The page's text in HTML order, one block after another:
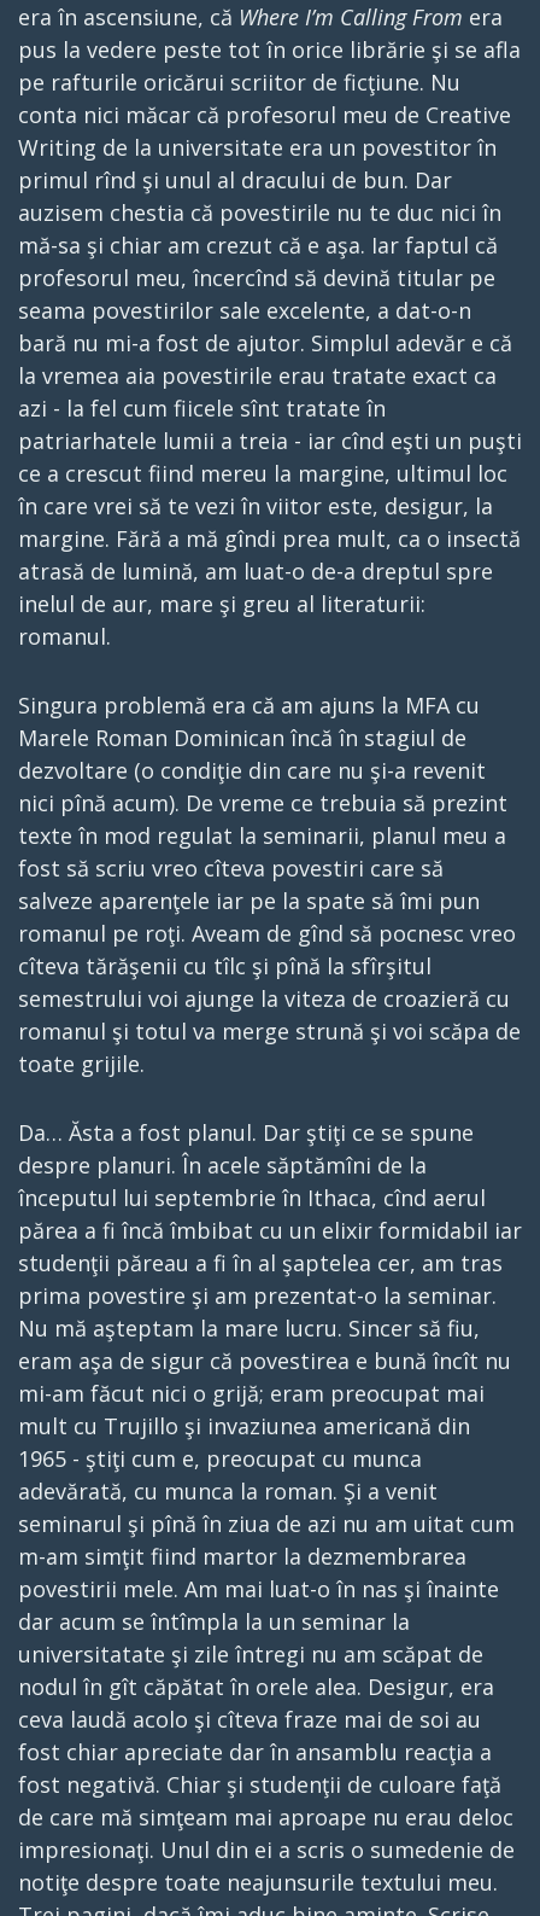
era în ascensiune, că Where I’m Calling From era
pus la vedere peste tot în orice librărie şi se afla
pe rafturile oricărui scriitor de ficţiune. Nu
conta nici măcar că profesorul meu de Creative
Writing de la universitate era un povestitor în
primul rînd şi unul al dracului de bun. Dar
auzisem chestia că povestirile nu te duc nici în
mă-sa şi chiar am crezut că e aşa. Iar faptul că
profesorul meu, încercînd să devină titular pe
seama povestirilor sale excelente, a dat-o-n
bară nu mi-a fost de ajutor. Simplul adevăr e că
la vremea aia povestirile erau tratate exact ca
azi - la fel cum fiicele sînt tratate în
patriarhatele lumii a treia - iar cînd eşti un puşti
ce a crescut fiind mereu la margine, ultimul loc
în care vrei să te vezi în viitor este, desigur, la
margine. Fără a mă gîndi prea mult, ca o insectă
atrasă de lumină, am luat-o de-a dreptul spre
inelul de aur, mare şi greu al literaturii:
romanul.
Singura problemă era că am ajuns la MFA cu
Marele Roman Dominican încă în stagiul de
dezvoltare (o condiţie din care nu şi-a revenit
nici pînă acum). De vreme ce trebuia să prezint
texte în mod regulat la seminarii, planul meu a
fost să scriu vreo cîteva povestiri care să
salveze aparenţele iar pe la spate să îmi pun
romanul pe roţi. Aveam de gînd să pocnesc vreo
cîteva tărăşenii cu tîlc şi pînă la sfîrşitul
semestrului voi ajunge la viteza de croazieră cu
romanul şi totul va merge strună şi voi scăpa de
toate grijile.
Da… Ăsta a fost planul. Dar ştiţi ce se spune
despre planuri. În acele săptămîni de la
începutul lui septembrie în Ithaca, cînd aerul
părea a fi încă îmbibat cu un elixir formidabil iar
studenţii păreau a fi în al şaptelea cer, am tras
prima povestire şi am prezentat-o la seminar.
Nu mă aşteptam la mare lucru. Sincer să fiu,
eram aşa de sigur că povestirea e bună încît nu
mi-am făcut nici o grijă; eram preocupat mai
mult cu Trujillo şi invaziunea americană din
1965 - ştiţi cum e, preocupat cu munca
adevărată, cu munca la roman. Şi a venit
seminarul şi pînă în ziua de azi nu am uitat cum
m-am simţit fiind martor la dezmembrarea
povestirii mele. Am mai luat-o în nas şi înainte
dar acum se întîmpla la un seminar la
universitatate şi zile întregi nu am scăpat de
nodul în gît căpătat în orele alea. Desigur, era
ceva laudă acolo şi cîteva fraze mai de soi au
fost chiar apreciate dar în ansamblu reacţia a
fost negativă. Chiar şi studenţii de culoare faţă
de care mă simţeam mai aproape nu erau deloc
impresionaţi. Unul din ei a scris o sumedenie de
notiţe despre toate neajunsurile textului meu.